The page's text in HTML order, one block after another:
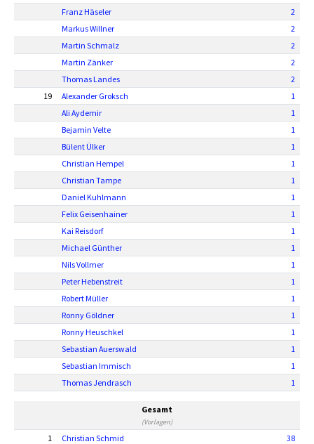
Franz Häseler
2
Markus Willner
2
Martin Schmalz
2
Martin Zänker
2
Thomas Landes
2
19
Alexander Groksch
1
Ali Aydemir
1
Bejamin Velte
1
Bülent Ülker
1
Christian Hempel
1
Christian Tampe
1
Daniel Kuhlmann
1
Felix Geisenhainer
1
Kai Reisdorf
1
Michael Günther
1
Nils Vollmer
1
Peter Hebenstreit
1
Robert Müller
1
Ronny Göldner
1
Ronny Heuschkel
1
Sebastian Auerswald
1
Sebastian Immisch
1
Thomas Jendrasch
1
Gesamt
(Vorlagen)
1 Christian Schmid
38